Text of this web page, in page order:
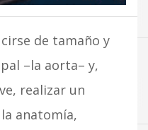
de tamaño y
–la aorta– y,
realizar un
anatomía,